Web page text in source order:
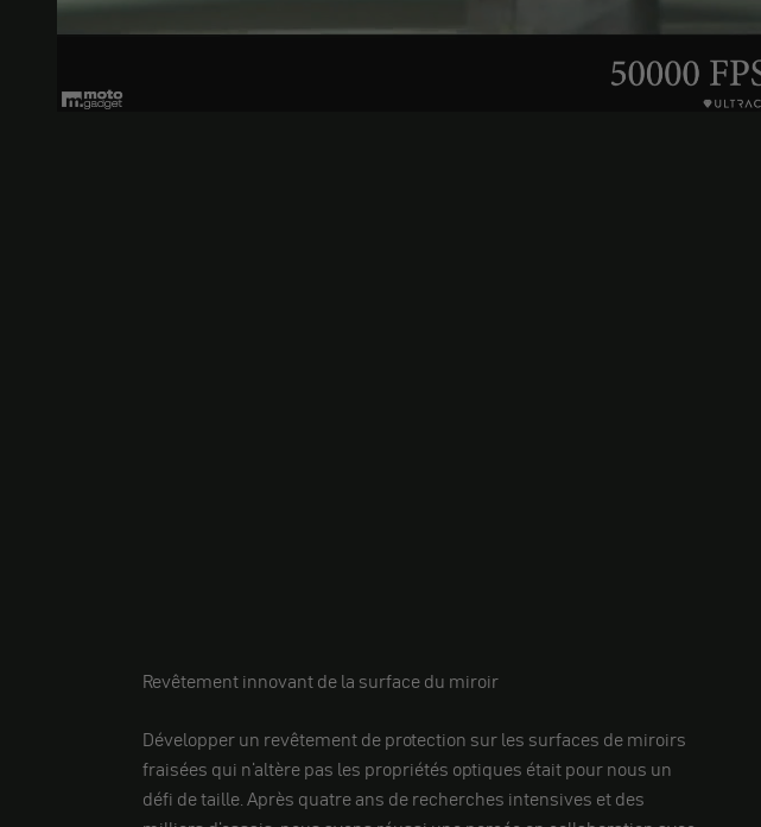
Revêtement innovant de la surface du miroir
Développer un revêtement de protection sur les surfaces de miroirs
fraisées qui n'altère pas les propriétés optiques était pour nous un
défi de taille. Après quatre ans de recherches intensives et des